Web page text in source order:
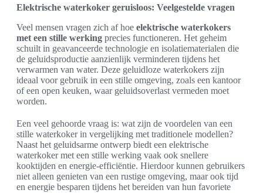
Elektrische waterkoker geruisloos: Veelgestelde vragen
Veel mensen vragen zich af hoe elektrische waterkokers
met een stille werking precies functioneren. Het geheim
schuilt in geavanceerde technologie en isolatiematerialen die
de geluidsproductie aanzienlijk verminderen tijdens het
verwarmen van water. Deze geluidloze waterkokers zijn
ideaal voor gebruik in een stille omgeving, zoals een kantoor
of een open keuken, waar geluidsoverlast vermeden moet
worden.
Een veel gehoorde vraag is: wat zijn de voordelen van een
stille waterkoker in vergelijking met traditionele modellen?
Naast het geluidsarme ontwerp biedt een elektrische
waterkoker met een stille werking vaak ook snellere
kooktijden en energie-efficiëntie. Hierdoor kunnen gebruikers
niet alleen genieten van een rustige omgeving, maar ook tijd
en energie besparen tijdens het bereiden van hun favoriete